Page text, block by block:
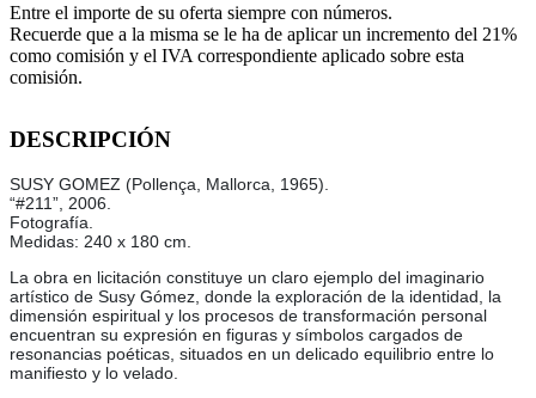
Entre el importe de su oferta siempre con números.
Recuerde que a la misma se le ha de aplicar un incremento del 21%
como comisión y el IVA correspondiente aplicado sobre esta
comisión.
DESCRIPCIÓN
SUSY GOMEZ (Pollença, Mallorca, 1965).
“#211”, 2006.
Fotografía.
Medidas: 240 x 180 cm.
La obra en licitación constituye un claro ejemplo del imaginario
artístico de Susy Gómez, donde la exploración de la identidad, la
dimensión espiritual y los procesos de transformación personal
encuentran su expresión en figuras y símbolos cargados de
resonancias poéticas, situados en un delicado equilibrio entre lo
manifiesto y lo velado.